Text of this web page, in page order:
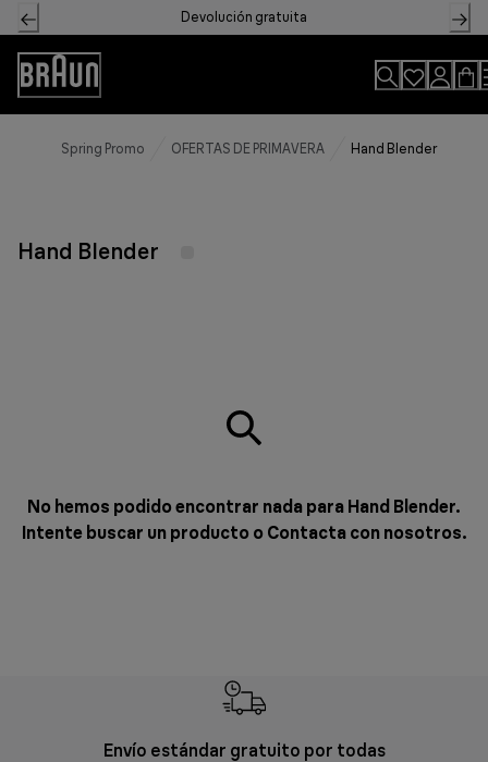
Skip
to
Content
Devolución gratuita
Accessibility
Statement
Spring Promo OFERTAS DE PRIMAVERA Hand Blender
Hand Blender
No hemos podido encontrar nada para Hand Blender.
Intente buscar un producto o Contacta con nosotros.
Envío estándar gratuito por todas